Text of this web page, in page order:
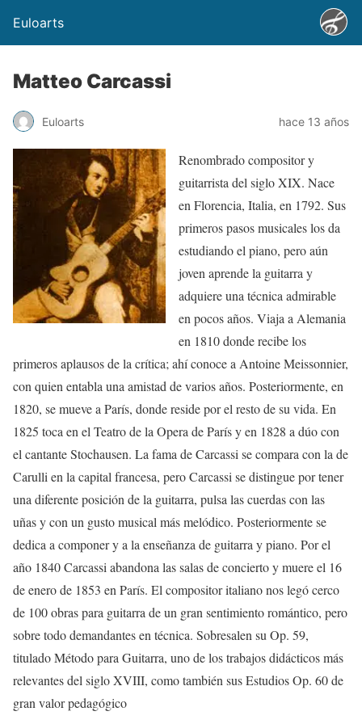
Euloarts
Matteo Carcassi
Euloarts hace 13 años
Renombrado compositor y
guitarrista del siglo XIX. Nace
en Florencia, Italia, en 1792. Sus
primeros pasos musicales los da
estudiando el piano, pero aún
joven aprende la guitarra y
adquiere una técnica admirable
en pocos años. Viaja a Alemania
en 1810 donde recibe los
primeros aplausos de la crítica; ahí conoce a Antoine Meissonnier,
con quien entabla una amistad de varios años. Posteriormente, en
1820, se mueve a París, donde reside por el resto de su vida. En
1825 toca en el Teatro de la Opera de París y en 1828 a dúo con
el cantante Stochausen. La fama de Carcassi se compara con la de
Carulli en la capital francesa, pero Carcassi se distingue por tener
una diferente posición de la guitarra, pulsa las cuerdas con las
uñas y con un gusto musical más melódico. Posteriormente se
dedica a componer y a la enseñanza de guitarra y piano. Por el
año 1840 Carcassi abandona las salas de concierto y muere el 16
de enero de 1853 en París. El compositor italiano nos legó cerco
de 100 obras para guitarra de un gran sentimiento romántico, pero
sobre todo demandantes en técnica. Sobresalen su Op. 59,
titulado Método para Guitarra, uno de los trabajos didácticos más
relevantes del siglo XVIII, como también sus Estudios Op. 60 de
gran valor pedagógico